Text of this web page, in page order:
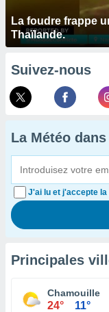
La foudre frappe
Thaïlande.
Suivez-nous
La Météo
J'ai lu et j'accepte
Principales
Chamouille
24° 11°